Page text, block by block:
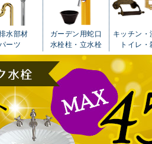
水部材
ーツ
ガーデン用蛇口
水栓柱・立水栓
キッチン・
トイレ・